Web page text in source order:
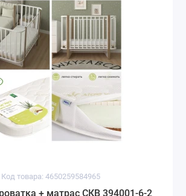
Код товара: 4650259584965
+ матрас СКВ 394001-6-2